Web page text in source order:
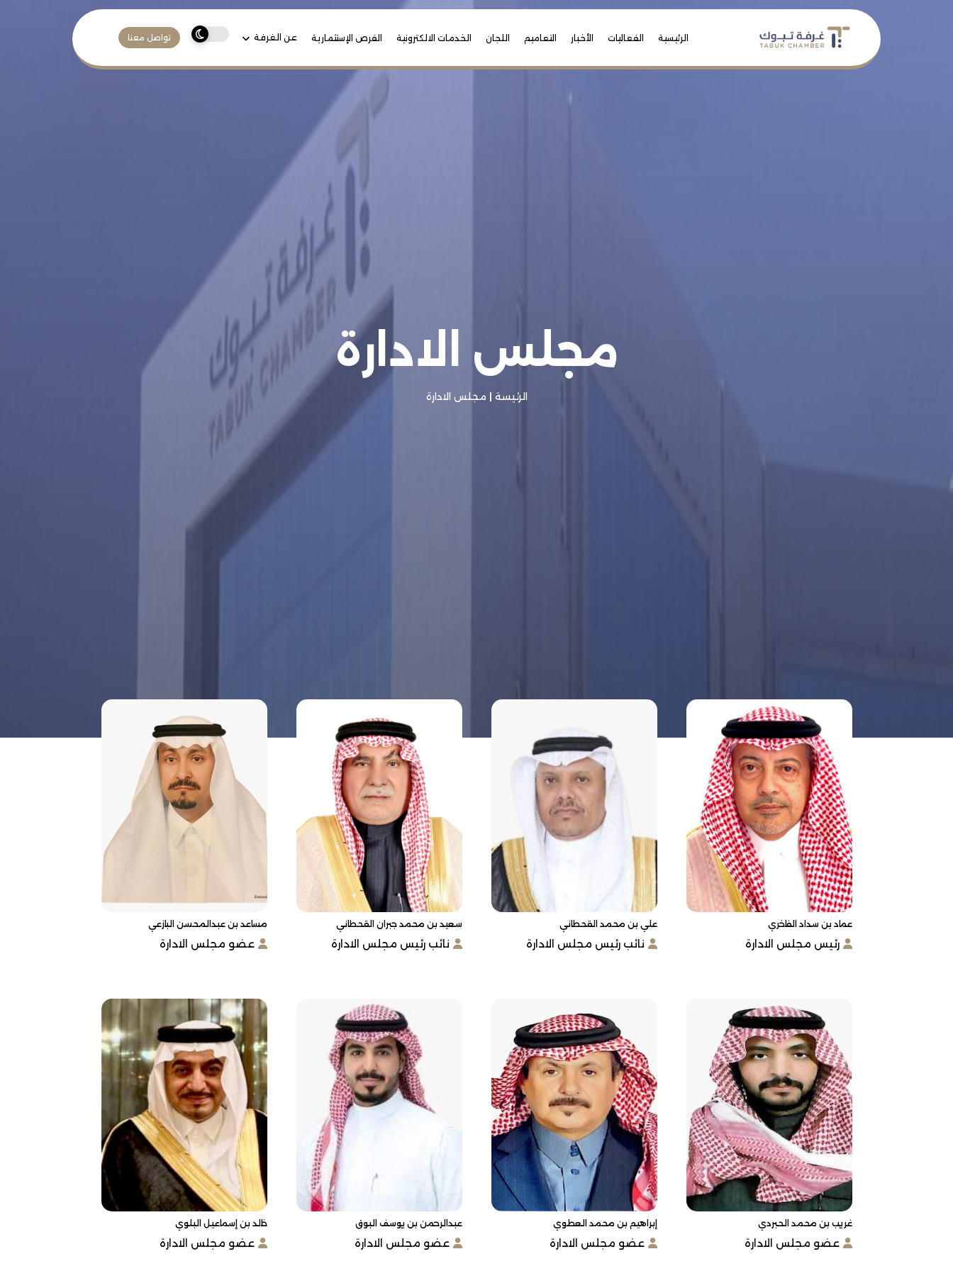
الرئيسية الفعاليات الأخبار التعاميم اللجان الخدمات الالكترونية الفرص الإستثمارية عن الغرفة تواصل معنا
مجلس الادارة
الرئيسة | مجلس الادارة
عماد بن سداد الفاخري
رئيس مجلس الادارة
علي بن محمد القحطاني
نائب رئيس مجلس الادارة
سعيد بن محمد جبران القحطاني
نائب رئيس مجلس الادارة
مساعد بن عبدالمحسن البازعي
عضو مجلس الادارة
غريب بن محمد الحبردي
عضو مجلس الادارة
إبراهيم بن محمد العطوي
عضو مجلس الادارة
عبدالرحمن بن يوسف البوق
عضو مجلس الادارة
خالد بن إسماعيل البلوي
عضو مجلس الادارة